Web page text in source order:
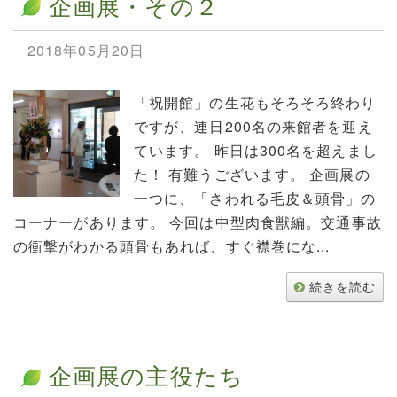
2018年05月20日
「祝開館」の生花もそろそろ終わり
ですが、連日200名の来館者を迎え
ています。 昨日は300名を超えまし
た！ 有難うございます。 企画展の
一つに、「さわれる毛皮＆頭骨」の
コーナーがあります。 今回は中型肉食獣編。交通事故
の衝撃がわかる頭骨もあれば、すぐ襟巻にな...
続きを読む
企画展の主役たち